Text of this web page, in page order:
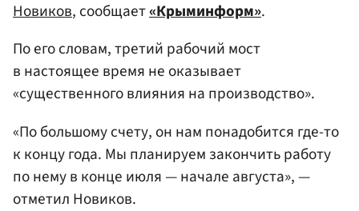
Новиков, сообщает«Крыминформ».
По его словам, третий рабочий мост
в настоящее время не оказывает
«существенного влияния на производство».
«По большому счету, он нам понадобится где-то
к концу года. Мы планируем закончить работу
по нему в конце июля — начале августа», —
отметил Новиков.